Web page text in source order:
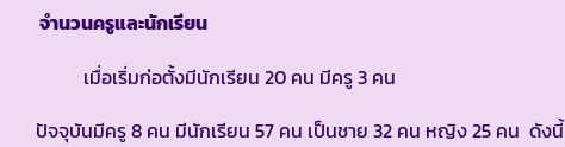
จำนวนครูและนักเรียน
เมื่อเริ่มก่อตั้งมีนักเรียน 20 คน มีครู 3 คน
ปัจจุบันมีครู 8 คน มีนักเรียน 57 คน เป็นชาย 32 คน หญิง 25 คน ดังนี้